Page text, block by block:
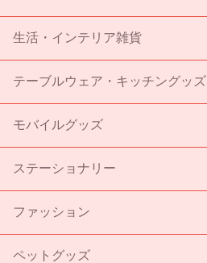
生活・インテリア雑貨
テーブルウェア・キッチングッズ
モバイルグッズ
ステーショナリー
ファッション
ペットグッズ